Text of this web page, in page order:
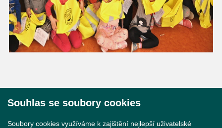
Souhlas se soubory cookies
Soubory cookies využíváme k zajištění nejlepší uživatelské